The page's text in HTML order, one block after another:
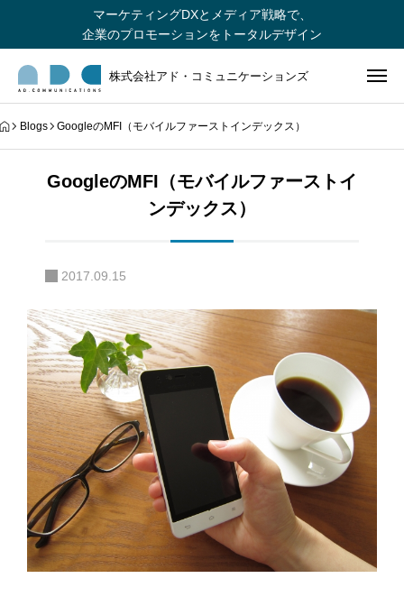
マーケティングDXとメディア戦略で、
企業のプロモーションをトータルデザイン
株式会社アド・コミュニケーションズ
Blogs GoogleのMFI（モバイルファーストインデックス）
GoogleのMFI（モバイルファーストイ
ンデックス）
2017.09.15